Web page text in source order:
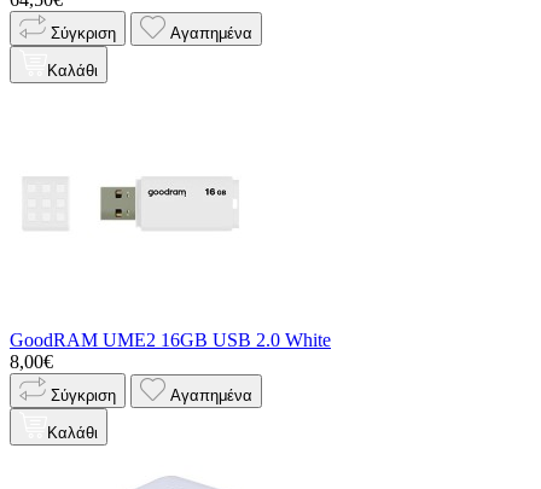
Σύγκριση Αγαπημένα
Καλάθι
GoodRAM UME2 16GB USB 2.0 White
8,00€
Σύγκριση Αγαπημένα
Καλάθι